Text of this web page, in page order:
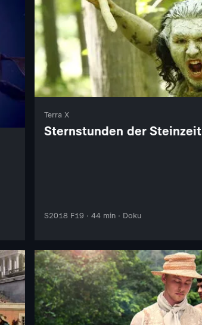
Terra X
Sternstunden der Steinzeit
S2018 F19 · 44 min · Doku